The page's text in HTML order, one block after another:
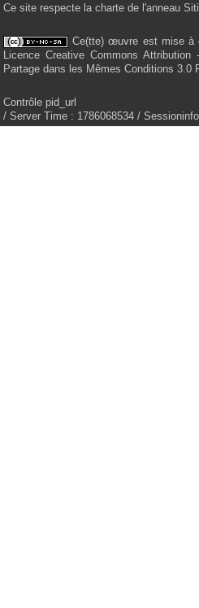
Ce site respecte la charte de l'anneau
Ce(tte) œuvre est mise à
Licence Creative Commons
Partage dans les Mêmes Conditions 3.0
Contrôle pid_url
/ Server Time : 1786068534 /